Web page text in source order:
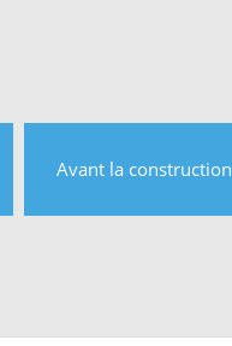
Avant la construction